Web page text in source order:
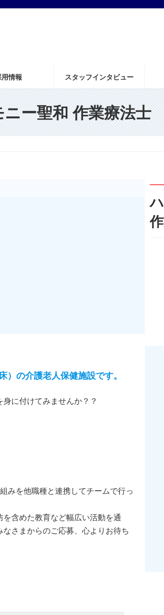
情報 スタッフインタビュー
ー聖和 作業療法士
の介護老人保健施設です。
に付けてみませんか？？
みを他職種と連携してチームで行っ
含めた教育など幅広い活動を通
さまからのご応募、心よりお待ち